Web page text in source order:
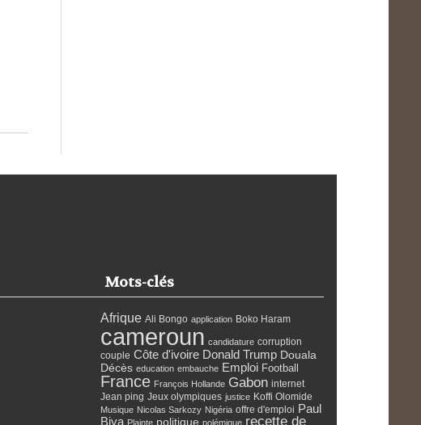
Mots-clés
Afrique Ali Bongo application Boko Haram
cameroun candidature corruption
couple Côte d'ivoire Donald Trump Douala
Décès education embauche Emploi Football
France François Hollande Gabon internet
Jean ping Jeux olympiques justice Koffi Olomide
Musique Nicolas Sarkozy Nigéria offre d'emploi Paul
Biya Plainte politique polémique recette de